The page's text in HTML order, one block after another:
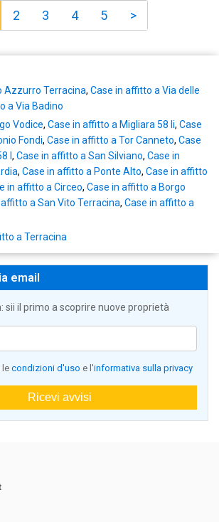
2 3 4 5 >
Azzurro Terracina, Case in affitto a Via delle
a Via Badino
Vodice, Case in affitto a Migliara 58 Ii, Case
Fondi, Case in affitto a Tor Canneto, Case
I , Case in affitto a San Silviano, Case in
, Case in affitto a Ponte Alto, Case in affitto
in affitto a Circeo, Case in affitto a Borgo
a San Vito Terracina, Case in affitto a
a Terracina
email
sii il primo a scoprire nuove proprietà
lecondizioni d'uso e l'informativa sulla privacy
Ricevi avvisi